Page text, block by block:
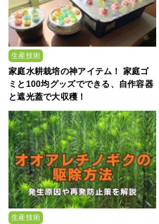
生産技術
家庭水耕栽培の神アイテム！ 家庭ゴ
ミと100均グッズでできる、自作容器
と遮光蓋で大収穫！
生産技術